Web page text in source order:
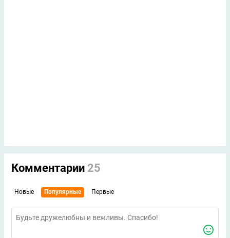
Комментарии 25
Новые Популярные Первые